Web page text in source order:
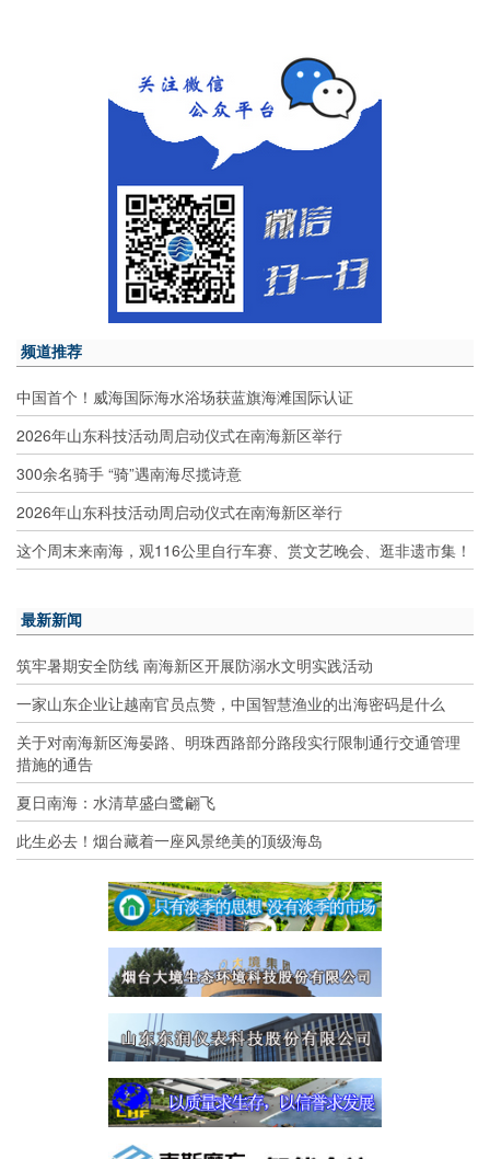
频道推荐
中国首个！威海国际海水浴场获蓝旗海滩国际认证
2026年山东科技活动周启动仪式在南海新区举行
300余名骑手 “骑”遇南海尽揽诗意
2026年山东科技活动周启动仪式在南海新区举行
这个周末来南海，观116公里自行车赛、赏文艺晚会、逛非遗市集！
最新新闻
筑牢暑期安全防线 南海新区开展防溺水文明实践活动
一家山东企业让越南官员点赞，中国智慧渔业的出海密码是什么
关于对南海新区海晏路、明珠西路部分路段实行限制通行交通管理
措施的通告
夏日南海：水清草盛白鹭翩飞
此生必去！烟台藏着一座风景绝美的顶级海岛